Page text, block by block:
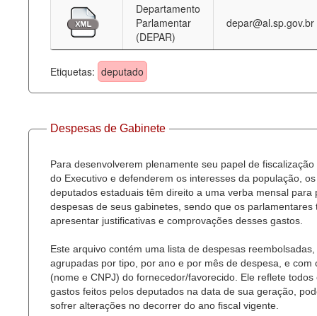
Deputados Estaduais
Administração
Legislação
Agenda
Perguntas frequentes
Departamento
Parlamentar
(DEPAR)
depar@al.sp.gov.br
Etiquetas: deputado
Despesas de Gabinete
Para desenvolverem plenamente seu papel de fiscalização
do Executivo e defenderem os interesses da população, os
deputados estaduais têm direito a uma verba mensal para
despesas de seus gabinetes, sendo que os parlamentares
apresentar justificativas e comprovações desses gastos.
Este arquivo contém uma lista de despesas reembolsadas,
agrupadas por tipo, por ano e por mês de despesa, e com
(nome e CNPJ) do fornecedor/favorecido. Ele reflete todos
gastos feitos pelos deputados na data de sua geração,
sofrer alterações no decorrer do ano fiscal vigente.